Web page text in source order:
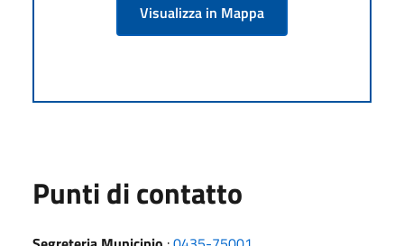
Visualizza in Mappa
Punti di contatto